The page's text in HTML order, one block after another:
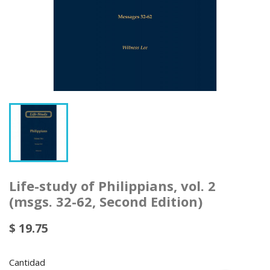
Life-study of Philippians, vol. 2
(msgs. 32-62, Second Edition)
$ 19.75
Cantidad